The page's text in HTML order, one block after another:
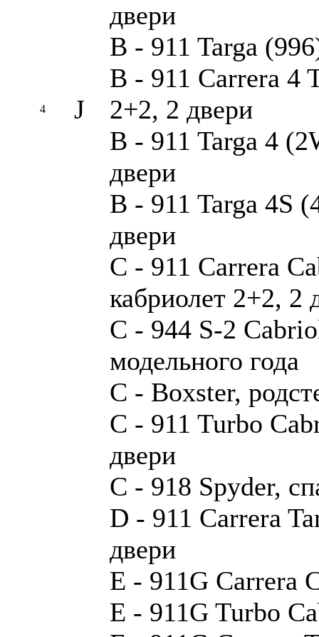
4 J
двери
B - 911 Targa
B - 911 Carrera 4
2+2, 2 двери
B - 911 Targa 4
двери
B - 911 Targa 4S
двери
C - 911 Carrera
кабриолет 2+2, 2
C - 944 S-2
модельного года
C - Boxster,
C - 911 Turbo
двери
C - 918 Spyder,
D - 911 Carrera
двери
E - 911G Carrera
E - 911G Turbo